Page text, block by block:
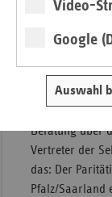
Video-
Google
Auswahl
Pfalz“ haben
entscheiden.
Beratung über
Vertreter der
das: Der
Pfalz/Saarland